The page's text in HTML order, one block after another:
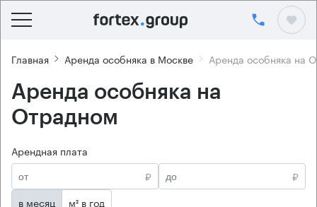
Главная Аренда особняка в Москве Аренда особняка на
Аренда особняка на
Отрадном
Арендная плата
₽
₽
в месяц
м² в год